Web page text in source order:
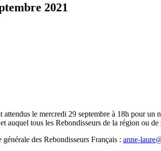
2021
le mercredi 29 septembre à 18h pour
tous les Rebondisseurs de la région ou de
des Rebondisseurs Français : anne-